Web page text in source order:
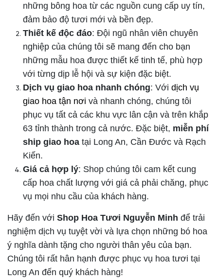
những bông hoa từ các nguồn cung cấp uy tín,
đảm bảo độ tươi mới và bền đẹp.
Thiết kế độc đáo: Đội ngũ nhân viên chuyên
nghiệp của chúng tôi sẽ mang đến cho bạn
những mẫu hoa được thiết kế tinh tế, phù hợp
với từng dịp lễ hội và sự kiện đặc biệt.
Dịch vụ giao hoa nhanh chóng: Với dịch vụ
giao hoa tận nơi và nhanh chóng, chúng tôi
phục vụ tất cả các khu vực lân cận và trên khắp
63 tỉnh thành trong cả nước. Đặc biệt, miễn phí
ship giao hoa tại Long An, Cần Đước và Rạch
Kiến.
Giá cả hợp lý: Shop chúng tôi cam kết cung
cấp hoa chất lượng với giá cả phải chăng, phục
vụ mọi nhu cầu của khách hàng.
Hãy đến với Shop Hoa Tươi Nguyễn Minh để trải
nghiệm dịch vụ tuyệt vời và lựa chọn những bó hoa
ý nghĩa dành tặng cho người thân yêu của bạn.
Chúng tôi rất hân hạnh được phục vụ hoa tươi tại
Long An đến quý khách hàng!